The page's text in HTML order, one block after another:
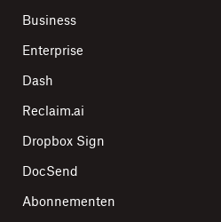
Business
Enterprise
Dash
Reclaim.ai
Dropbox Sign
DocSend
Abonnementen